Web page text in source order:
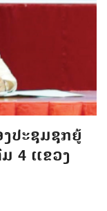
ປະຊຸມຊຸກຍູ້
4 ແຂວງ